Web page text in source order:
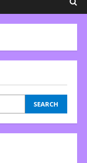
SEARCH